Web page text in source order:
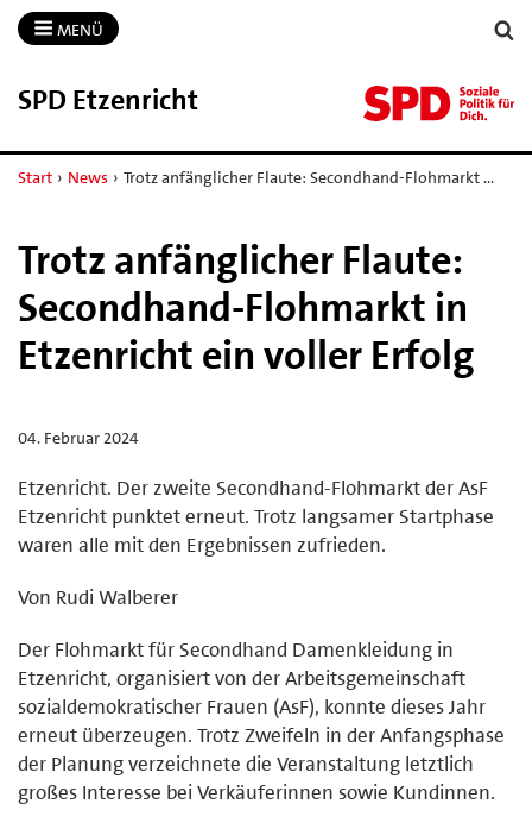
MENÜ
SPD Etzenricht
Start › News › Trotz anfänglicher Flaute: Secondhand-Flohmarkt …
Trotz anfänglicher Flaute:
Secondhand-Flohmarkt in
Etzenricht ein voller Erfolg
04. Februar 2024
Etzenricht. Der zweite Secondhand-Flohmarkt der AsF
Etzenricht punktet erneut. Trotz langsamer Startphase
waren alle mit den Ergebnissen zufrieden.
Von Rudi Walberer
Der Flohmarkt für Secondhand Damenkleidung in
Etzenricht, organisiert von der Arbeitsgemeinschaft
sozialdemokratischer Frauen (AsF), konnte dieses Jahr
erneut überzeugen. Trotz Zweifeln in der Anfangsphase
der Planung verzeichnete die Veranstaltung letztlich
großes Interesse bei Verkäuferinnen sowie Kundinnen.